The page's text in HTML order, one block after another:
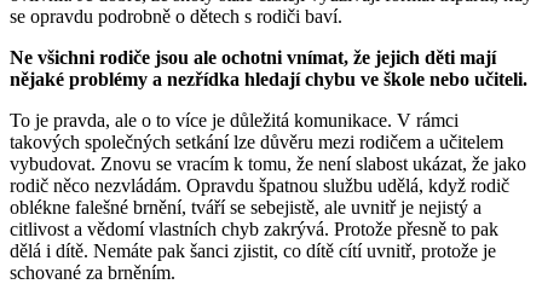
se opravdu podrobně o dětech s rodiči baví.
Ne všichni rodiče jsou ale ochotni vnímat, že jejich děti mají
nějaké problémy a nezřídka hledají chybu ve škole nebo učiteli.
To je pravda, ale o to více je důležitá komunikace. V rámci
takových společných setkání lze důvěru mezi rodičem a učitelem
vybudovat. Znovu se vracím k tomu, že není slabost ukázat, že jako
rodič něco nezvládám. Opravdu špatnou službu udělá, když rodič
oblékne falešné brnění, tváří se sebejistě, ale uvnitř je nejistý a
citlivost a vědomí vlastních chyb zakrývá. Protože přesně to pak
dělá i dítě. Nemáte pak šanci zjistit, co dítě cítí uvnitř, protože je
schované za brněním.